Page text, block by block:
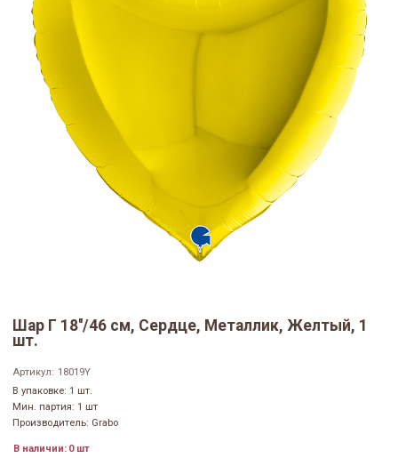
Шар Г 18''/46 см, Сердце, Металлик, Желтый, 1
шт.
Артикул: 18019Y
В упаковке: 1 шт.
Мин. партия: 1 шт
Производитель: Grabo
В наличии: 0 шт